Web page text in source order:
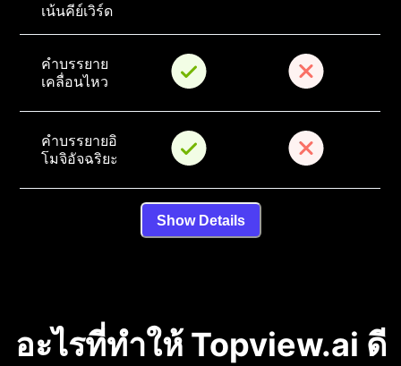
เน้นคีย์เวิร์ด
คำบรรยาย
เคลื่อนไหว
คำบรรยายอิ
โมจิอัจฉริยะ
Show Details
อะไรที่ทำให้ Topview.ai ดี